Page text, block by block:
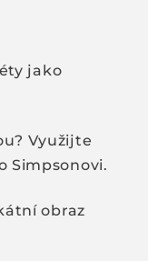
jako
Využijte
Simpsonovi.
obraz